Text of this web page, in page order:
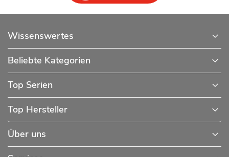
Wissenswertes
Beliebte Kategorien
Top Serien
Top Hersteller
Über uns